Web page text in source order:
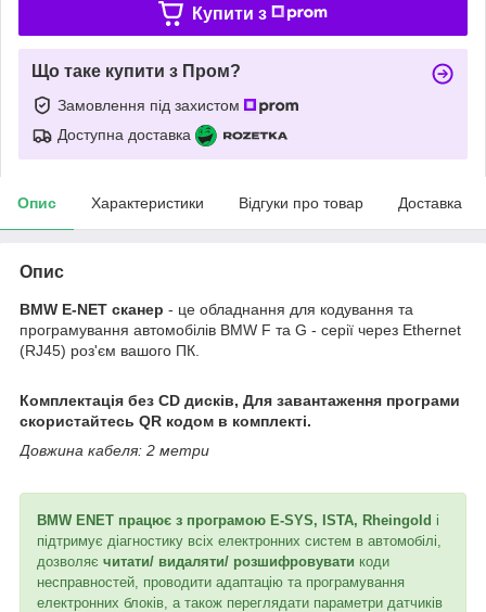
Купити з
Що таке купити з Пром?
Замовлення під захистом
Доступна доставка
Опис Характеристики Відгуки про товар Доставка
Опис
BMW E-NET сканер - це обладнання для кодування та
програмування автомобілів BMW F та G - серії через Ethernet
(RJ45) роз'єм вашого ПК.
Комплектація без CD дисків, Для завантаження програми
скористайтесь QR кодом в комплекті.
Довжина кабеля: 2 метри
BMW ENET працює з програмою E-SYS, ISTA, Rheingold і
підтримує діагностику всіх електронних систем в автомобілі,
дозволяє читати/ видаляти/ розшифровувати коди
несправностей, проводити адаптацію та програмування
електронних блоків, а також переглядати параметри датчиків